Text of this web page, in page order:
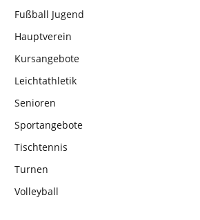
Fußball Jugend
Hauptverein
Kursangebote
Leichtathletik
Senioren
Sportangebote
Tischtennis
Turnen
Volleyball